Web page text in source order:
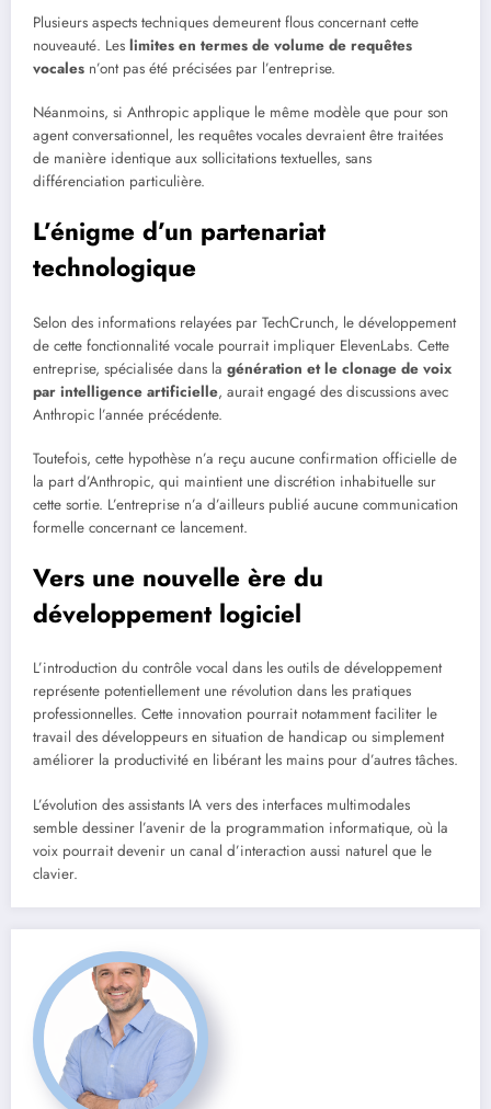
Plusieurs aspects techniques demeurent flous concernant cette
nouveauté. Les limites en termes de volume de requêtes
vocales n’ont pas été précisées par l’entreprise.
Néanmoins, si Anthropic applique le même modèle que pour son
agent conversationnel, les requêtes vocales devraient être traitées
de manière identique aux sollicitations textuelles, sans
différenciation particulière.
L’énigme d’un partenariat
technologique
Selon des informations relayées par TechCrunch, le développement
de cette fonctionnalité vocale pourrait impliquer ElevenLabs. Cette
entreprise, spécialisée dans la génération et le clonage de voix
par intelligence artificielle, aurait engagé des discussions avec
Anthropic l’année précédente.
Toutefois, cette hypothèse n’a reçu aucune confirmation officielle de
la part d’Anthropic, qui maintient une discrétion inhabituelle sur
cette sortie. L’entreprise n’a d’ailleurs publié aucune communication
formelle concernant ce lancement.
Vers une nouvelle ère du
développement logiciel
L’introduction du contrôle vocal dans les outils de développement
représente potentiellement une révolution dans les pratiques
professionnelles. Cette innovation pourrait notamment faciliter le
travail des développeurs en situation de handicap ou simplement
améliorer la productivité en libérant les mains pour d’autres tâches.
L’évolution des assistants IA vers des interfaces multimodales
semble dessiner l’avenir de la programmation informatique, où la
voix pourrait devenir un canal d’interaction aussi naturel que le
clavier.